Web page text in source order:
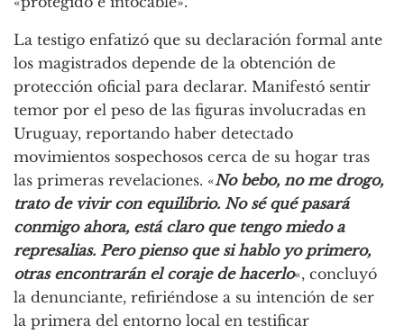
La testigo enfatizó que su declaración formal ante
los magistrados depende de la obtención de
protección oficial para declarar. Manifestó sentir
temor por el peso de las figuras involucradas en
Uruguay, reportando haber detectado
movimientos sospechosos cerca de su hogar tras
las primeras revelaciones. «No bebo, no me drogo,
trato de vivir con equilibrio. No sé qué pasará
conmigo ahora, está claro que tengo miedo a
represalias. Pero pienso que si hablo yo primero,
otras encontrarán el coraje de hacerlo«, concluyó
la denunciante, refiriéndose a su intención de ser
la primera del entorno local en testificar